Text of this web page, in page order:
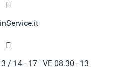


/ 14 - 17 | VE 08.30 - 13